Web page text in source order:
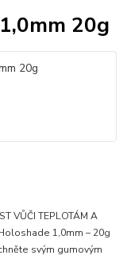
20g
VŮČI TEPLOTÁM A
1,0mm – 20g
svým gumovým